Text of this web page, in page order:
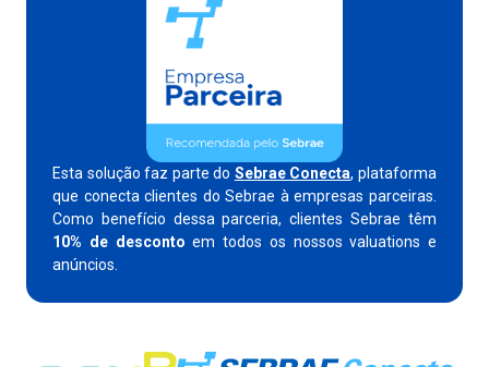
Esta solução faz parte do Sebrae Conecta, plataforma
que conecta clientes do Sebrae à empresas parceiras.
Como benefício dessa parceria, clientes Sebrae têm
10% de desconto em todos os nossos valuations e
anúncios.